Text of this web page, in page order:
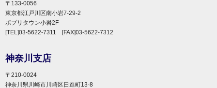
〒133-0056
東京都江戸川区南小岩7-29-2
ポプリタウン小岩2F
[TEL]03-5622-7311 [FAX]03-5622-7312
神奈川支店
〒210-0024
神奈川県川崎市川崎区日進町13-8